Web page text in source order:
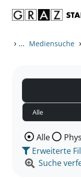
› ... Mediensuche ›
Wählen Sie
Alle
Erweiterte
Suche